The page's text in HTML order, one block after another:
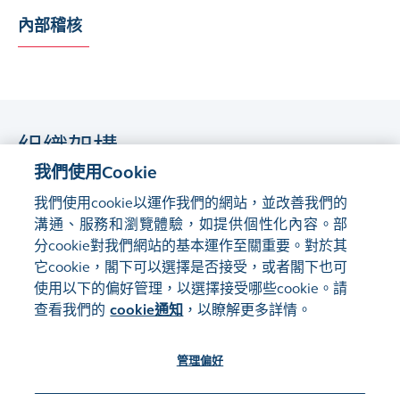
內部稽核
組織架構
組織架構 PDF
網站地圖
使用條款
cookie通知
我們使用Cookie
我們使用cookie以運作我們的網站，並改善我們的
溝通、服務和瀏覽體驗，如提供個性化內容。部
分cookie對我們網站的基本運作至關重要。對於其
它cookie，閣下可以選擇是否接受，或者閣下也可
使用以下的偏好管理，以選擇接受哪些cookie。請
查看我們的 cookie通知 ，以瞭解更多詳情。
管理偏好